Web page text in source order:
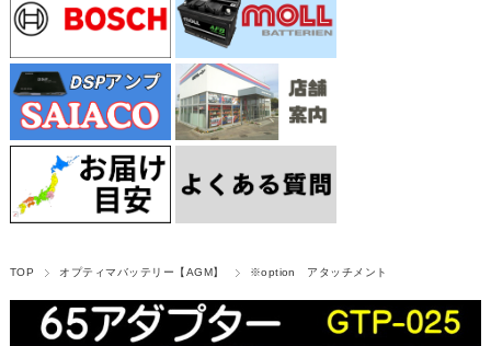
TOP オプティマバッテリー【AGM】 ※option アタッチメント